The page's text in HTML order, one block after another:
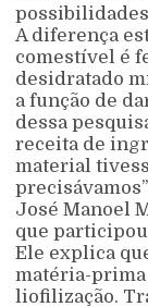
A diferença
comestível é
desidratado
a função de
dessa
receita de
material
José Manoel
que
Ele explica
matéria-prima
liofilização.